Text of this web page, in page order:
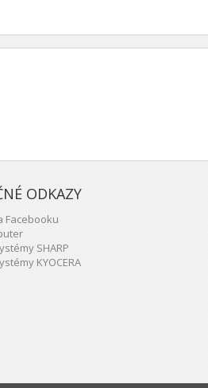
ODKAZY
Facebooku
SHARP
KYOCERA